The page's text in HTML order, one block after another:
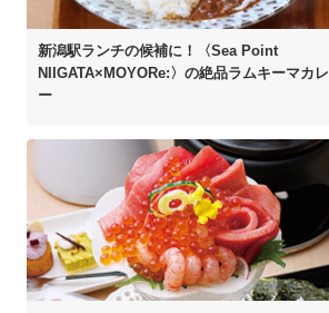
新潟駅ランチの候補に！
〈Sea Point
NIIGATA×MOYORe:〉の絶品ラムキーマカレ
ー